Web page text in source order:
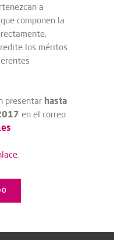
a
componen la
los méritos
presentar hasta
en el correo
.